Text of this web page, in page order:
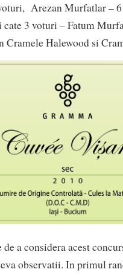
Arezan Murfatlar – 6
3 voturi – Fatum
Cramele Halewood si
a considera acest
observatii. In primul